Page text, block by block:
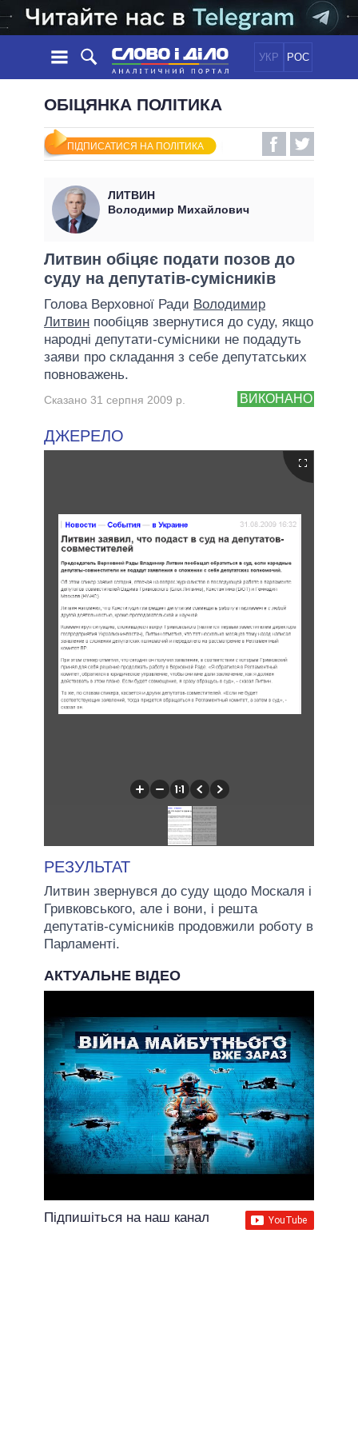
УКР РОС
НОВИНИ
СТРІЧКА
ПОДІЇ
СТАТТІ
ДУМКИ
ОГЛЯДИ
ДАЙДЖЕСТИ
ПОЛІТИКА
ЕКОНОМІКА
СВІТ
ОБIЦЯНКИ
УСІ ПОЛІТИКИ
ПРЕЗИДЕНТ І ОФІС
ВЕРХОВНА РАДА
КАБІНЕТ МІНІСТРІВ
ГОЛОВИ ОБЛАДМІНІСТРАЦІЙ
МЕРИ МІСТ
ВСІ ПЕРСОНИ
ІНФОГРАФІКА
ПІДТРИМАТИ
ПОРІВНЯННЯ ПОЛІТИКІВ
ОБІЦЯНКА ПОЛІТИКА
ПІДПИСАТИСЯ НА ПОЛІТИКА
ЛИТВИН
Володимир Михайлович
Литвин обіцяє подати позов до
суду на депутатів-сумісників
Голова Верховної Ради Володимир
Литвин пообіцяв звернутися до суду, якщо
народні депутати-сумісники не подадуть
заяви про складання з себе депутатських
повноважень.
ВИКОНАНО
Сказано 31 серпня 2009 р.
ДЖЕРЕЛО
РЕЗУЛЬТАТ
Литвин звернувся до суду щодо Москаля і
Гривковського, але і вони, і решта
депутатів-сумісників продовжили роботу в
Парламенті.
АКТУАЛЬНЕ ВІДЕО
Підпишіться на наш канал